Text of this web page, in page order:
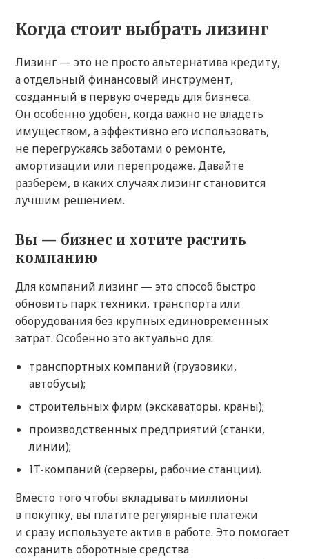
Когда стоит выбрать лизинг
Лизинг — это не просто альтернатива кредиту,
а отдельный финансовый инструмент,
созданный в первую очередь для бизнеса.
Он особенно удобен, когда важно не владеть
имуществом, а эффективно его использовать,
не перегружаясь заботами о ремонте,
амортизации или перепродаже. Давайте
разберём, в каких случаях лизинг становится
лучшим решением.
Вы — бизнес и хотите растить
компанию
Для компаний лизинг — это способ быстро
обновить парк техники, транспорта или
оборудования без крупных единовременных
затрат. Особенно это актуально для:
транспортных компаний (грузовики,
автобусы);
строительных фирм (экскаваторы, краны);
производственных предприятий (станки,
линии);
IT-компаний (серверы, рабочие станции).
Вместо того чтобы вкладывать миллионы
в покупку, вы платите регулярные платежи
и сразу используете актив в работе. Это помогает
сохранить оборотные средства